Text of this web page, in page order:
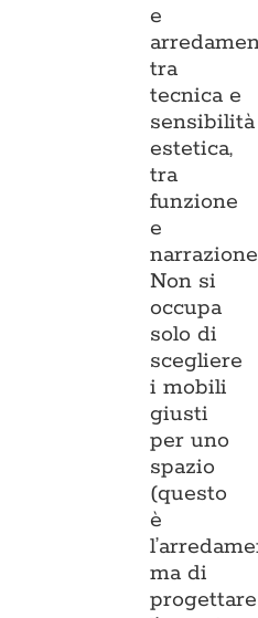
e
tra
tecnica e
sensibilità
estetica,
tra
funzione
e
Non si
occupa
solo di
scegliere
i mobili
giusti
per uno
spazio
(questo
è
ma di
progettare